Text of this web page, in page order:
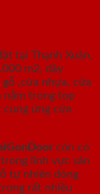
tại Thạnh Xuân,
m2, dây
,cửa nhựa, cửa
nằm trong top
cung ứng cửa
còn có
lĩnh vực sản
tự nhiên dòng
rất nhiều